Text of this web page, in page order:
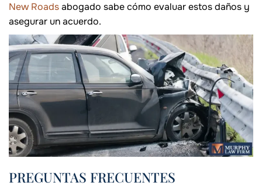
New Roadsabogado sabe cómo evaluar estos daños y
asegurar un acuerdo.
PREGUNTAS FRECUENTES